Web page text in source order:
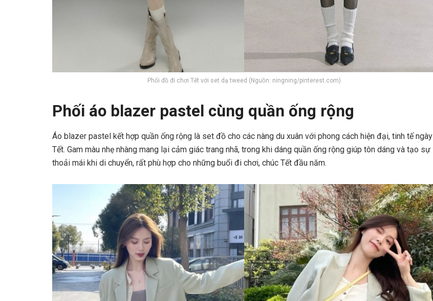
Phối đồ đi chơi Tết với set dạ tweed (Nguồn: ningning/pinterest.com)
Phối áo blazer pastel cùng quần ống rộng
Áo blazer pastel kết hợp quần ống rộng là set đồ cho các nàng du xuân với phong cách hiện đại, tinh tế ngày
Tết. Gam màu nhẹ nhàng mang lại cảm giác trang nhã, trong khi dáng quần ống rộng giúp tôn dáng và tạo sự
thoải mái khi di chuyển, rất phù hợp cho những buổi đi chơi, chúc Tết đầu năm.